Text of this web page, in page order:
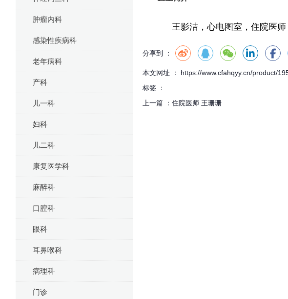
肿瘤内科
感染性疾病科
老年病科
产科
儿一科
妇科
儿二科
康复医学科
麻醉科
口腔科
眼科
耳鼻喉科
病理科
门诊
王影洁，心电图室，住院医师
分享到 ：
本文网址 ： https://www.cfahqyy.cn/product/
标签 ：
上一篇 ： 住院医师 王珊珊